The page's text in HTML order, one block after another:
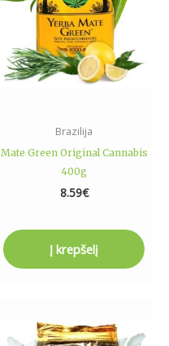
Brazilija
Mate Green Original Cannabis
400g
8.59€
Į krepšelį